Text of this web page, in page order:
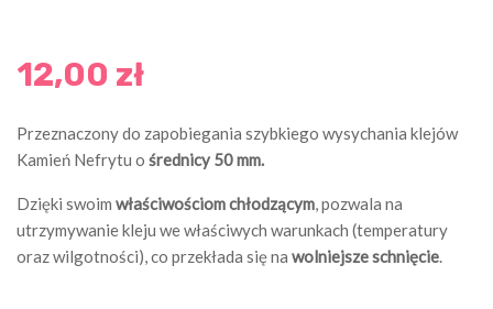
12,00 zł
Przeznaczony do zapobiegania szybkiego wysychania klejów
Kamień Nefrytu o średnicy 50 mm.
Dzięki swoim właściwościom chłodzącym, pozwala na
utrzymywanie kleju we właściwych warunkach (temperatury
oraz wilgotności), co przekłada się na wolniejsze schnięcie.